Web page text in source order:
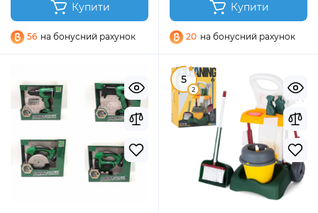
Купити
56 на бонусний рахунок
Купити
20 на бонусний рахунок
5
2